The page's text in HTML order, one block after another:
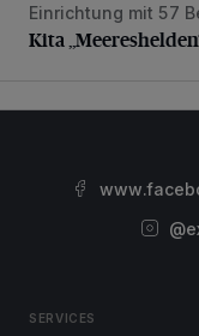
Kita
Einrichtung mit 57
Kita
SERVICES